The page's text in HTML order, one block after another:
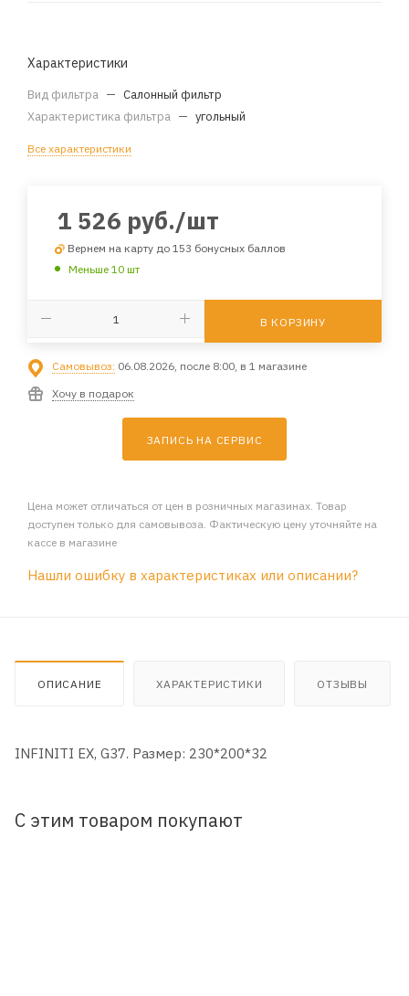
Характеристики
Вид фильтра — Салонный фильтр
Характеристика фильтра — угольный
Все характеристики
1 526 руб./шт
Вернем на карту до 153 бонусных баллов
Меньше 10 шт
В КОРЗИНУ
Самовывоз: 06.08.2026, после 8:00, в 1 магазине
Хочу в подарок
ЗАПИСЬ НА СЕРВИС
Цена может отличаться от цен в розничных магазинах. Товар
доступен только для самовывоза. Фактическую цену уточняйте на
кассе в магазине
Нашли ошибку в характеристиках или описании?
ОПИСАНИЕ ХАРАКТЕРИСТИКИ ОТЗЫВЫ
INFINITI EX, G37. Размер: 230*200*32
С этим товаром покупают